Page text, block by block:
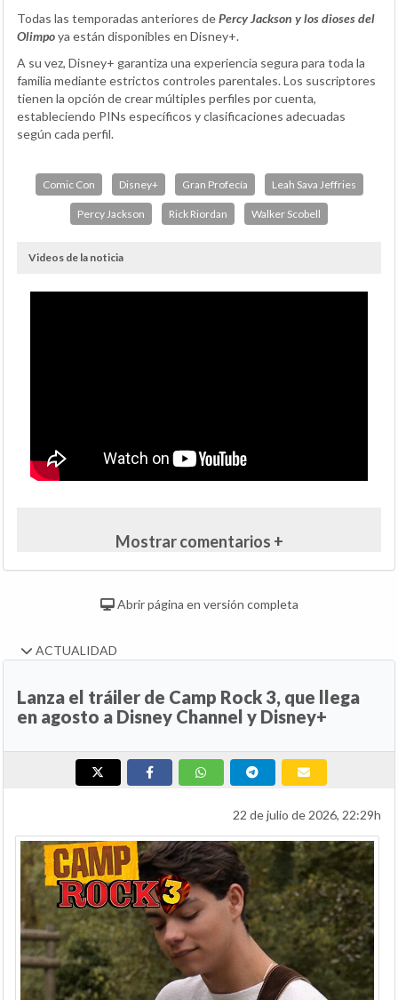
Todas las temporadas anteriores dePercy Jackson y los dioses del
Olimpoya están disponibles en Disney+.
A su vez, Disney+ garantiza una experiencia segura para toda la
familia mediante estrictos controles parentales. Los suscriptores
tienen la opción de crear múltiples perfiles por cuenta,
estableciendo PINs específicos y clasificaciones adecuadas
según cada perfil.
Comic Con Disney+ Gran Profecía Leah Sava Jeffries
Percy Jackson Rick Riordan Walker Scobell
Videos de la noticia
Mostrar comentarios +
Abrir página en versión completa
ACTUALIDAD
Lanza el tráiler de Camp Rock 3, que llega
en agosto a Disney Channel y Disney+
22 de julio de 2026, 22:29h